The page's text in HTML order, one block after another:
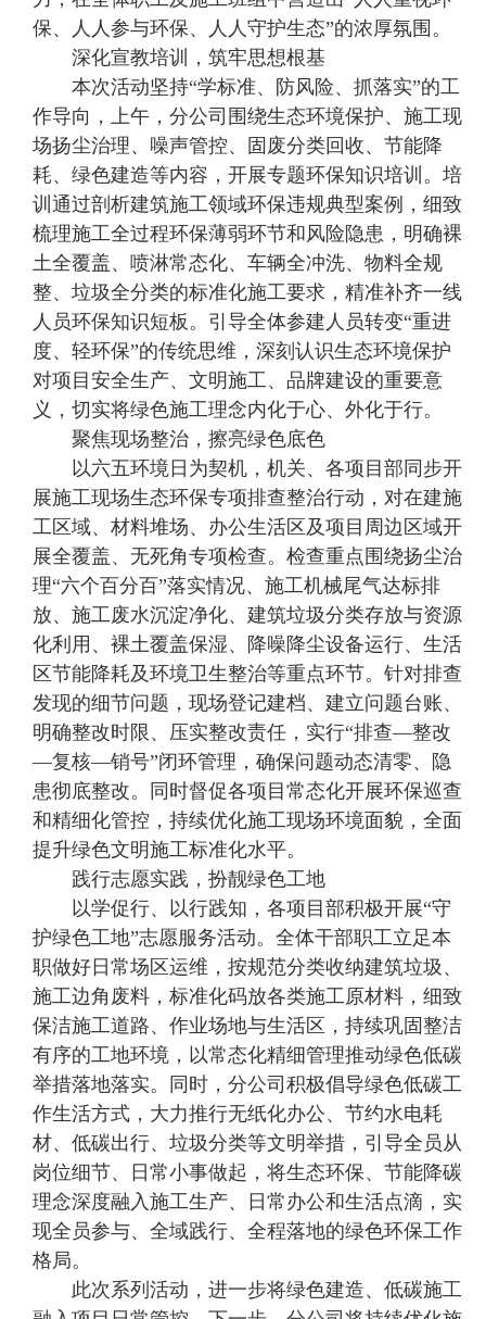
保、人人参与环保、人人守护生态”的浓厚氛围。
深化宣教培训，筑牢思想根基
本次活动坚持“学标准、防风险、抓落实”的工
作导向，上午，分公司围绕生态环境保护、施工现
场扬尘治理、噪声管控、固废分类回收、节能降
耗、绿色建造等内容，开展专题环保知识培训。培
训通过剖析建筑施工领域环保违规典型案例，细致
梳理施工全过程环保薄弱环节和风险隐患，明确裸
土全覆盖、喷淋常态化、车辆全冲洗、物料全规
整、垃圾全分类的标准化施工要求，精准补齐一线
人员环保知识短板。引导全体参建人员转变“重进
度、轻环保”的传统思维，深刻认识生态环境保护
对项目安全生产、文明施工、品牌建设的重要意
义，切实将绿色施工理念内化于心、外化于行。
聚焦现场整治，擦亮绿色底色
以六五环境日为契机，机关、各项目部同步开
展施工现场生态环保专项排查整治行动，对在建施
工区域、材料堆场、办公生活区及项目周边区域开
展全覆盖、无死角专项检查。检查重点围绕扬尘治
理“六个百分百”落实情况、施工机械尾气达标排
放、施工废水沉淀净化、建筑垃圾分类存放与资源
化利用、裸土覆盖保湿、降噪降尘设备运行、生活
区节能降耗及环境卫生整治等重点环节。针对排查
发现的细节问题，现场登记建档、建立问题台账、
明确整改时限、压实整改责任，实行“排查—整改
—复核—销号”闭环管理，确保问题动态清零、隐
患彻底整改。同时督促各项目常态化开展环保巡查
和精细化管控，持续优化施工现场环境面貌，全面
提升绿色文明施工标准化水平。
践行志愿实践，扮靓绿色工地
以学促行、以行践知，各项目部积极开展“守
护绿色工地”志愿服务活动。全体干部职工立足本
职做好日常场区运维，按规范分类收纳建筑垃圾、
施工边角废料，标准化码放各类施工原材料，细致
保洁施工道路、作业场地与生活区，持续巩固整洁
有序的工地环境，以常态化精细管理推动绿色低碳
举措落地落实。同时，分公司积极倡导绿色低碳工
作生活方式，大力推行无纸化办公、节约水电耗
材、低碳出行、垃圾分类等文明举措，引导全员从
岗位细节、日常小事做起，将生态环保、节能降碳
理念深度融入施工生产、日常办公和生活点滴，实
现全员参与、全域践行、全程落地的绿色环保工作
格局。
此次系列活动，进一步将绿色建造、低碳施工